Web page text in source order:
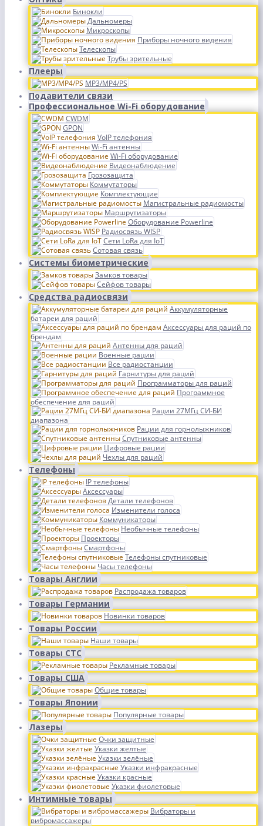
Бинокли
Дальномеры
Микроскопы
Приборы ночного видения
Телескопы
Трубы зрительные
Плееры
MP3/MP4/PS
Подавители связи
Профессиональное Wi-Fi оборудование
CWDM
GPON
VoIP телефония
Wi-Fi антенны
Wi-Fi оборудование
Видеонаблюдение
Грозозащита
Коммутаторы
Комплектующие
Магистральные радиомосты
Маршрутизаторы
Оборудование Powerline
Радиосвязь WISP
Сети LoRa для IoT
Сотовая связь
Системы биометрические
Замков товары
Сейфов товары
Средства радиосвязи
Аккумуляторные
батареи для раций
Аксессуары для раций по
брендам
Антенны для раций
Военные рации
Все радиостанции
Гарнитуры для раций
Программаторы для раций
Программное
обеспечение для раций
Рации 27МГц СИ-БИ
диапазона
Рации для горнолыжников
Спутниковые антенны
Цифровые рации
Чехлы для раций
Телефоны
IP телефоны
Аксессуары
Детали телефонов
Изменители голоса
Коммуникаторы
Необычные телефоны
Проекторы
Смартфоны
Телефоны спутниковые
Часы телефоны
Товары Англии
Распродажа товаров
Товары Германии
Новинки товаров
Товары России
Наши товары
Товары СТС
Рекламные товары
Товары США
Общие товары
Товары Японии
Популярные товары
Лазеры
Очки защитные
Указки желтые
Указки зелёные
Указки инфракрасные
Указки красные
Указки фиолетовые
Интимные товары
Вибраторы и
вибромассажеры